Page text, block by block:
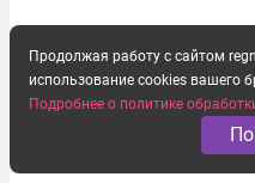
Продолжая работу с сайтом
использование cookies вашего
Подробнее о политике